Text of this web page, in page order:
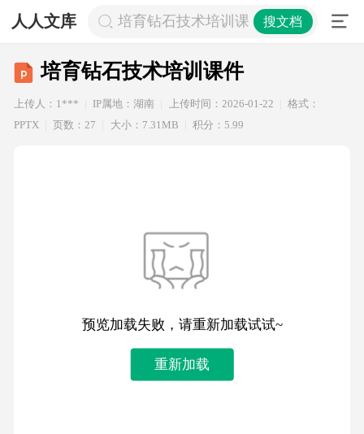
人人文库 培育钻石技术培训课件搜文档
培育钻石技术培训课件
上传人：1*** IP属地：湖南 上传时间：2026-01-22
格式：
PPTX
页数：27 大小：7.31MB 积分：5.99
预览加载失败，请重新加载试试~
重新加载